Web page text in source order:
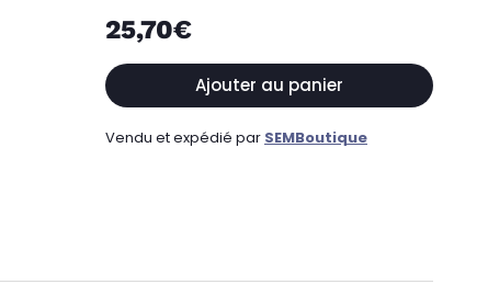
25,70€
Ajouter au panier
Vendu et expédié par SEMBoutique